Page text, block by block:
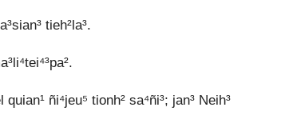
tieh²la³.
quian¹ ñi⁴jeu⁵ tionh² sa⁴ñi³; jan³ Neih³